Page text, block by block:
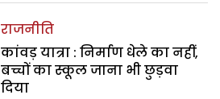
राजनीति
कांवड़ यात्रा : निर्माण धेले का नहीं,
बच्चों का स्कूल जाना भी छुड़वा
दिया